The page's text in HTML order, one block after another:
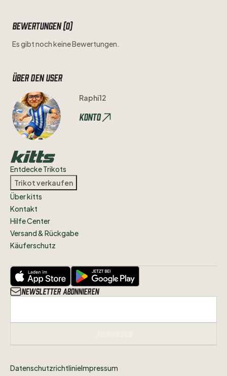
Bewertungen (0)
Es gibt noch keine Bewertungen.
Über den user
Raphi12
Konto
Entdecke Trikots
Trikot verkaufen
Über kitts
Kontakt
Hilfe Center
Versand & Rückgabe
Käuferschutz
Newsletter abonnieren
DatenschutzrichtlinieImpressum